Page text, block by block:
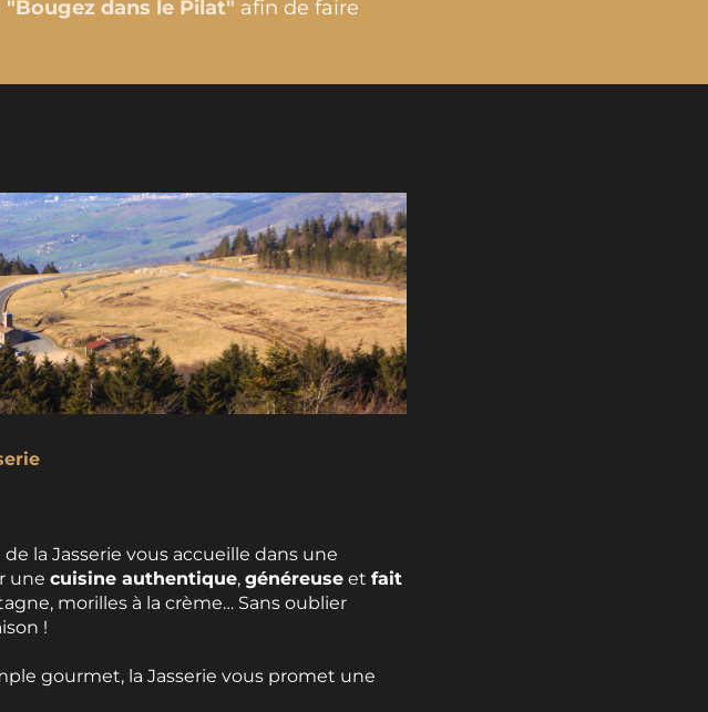
"Bougez dans le Pilat" afin de faire
la Jasserie vous accueille dans une
une cuisine authentique, généreuse et fait
morilles à la crème… Sans oublier
!
gourmet, la Jasserie vous promet une